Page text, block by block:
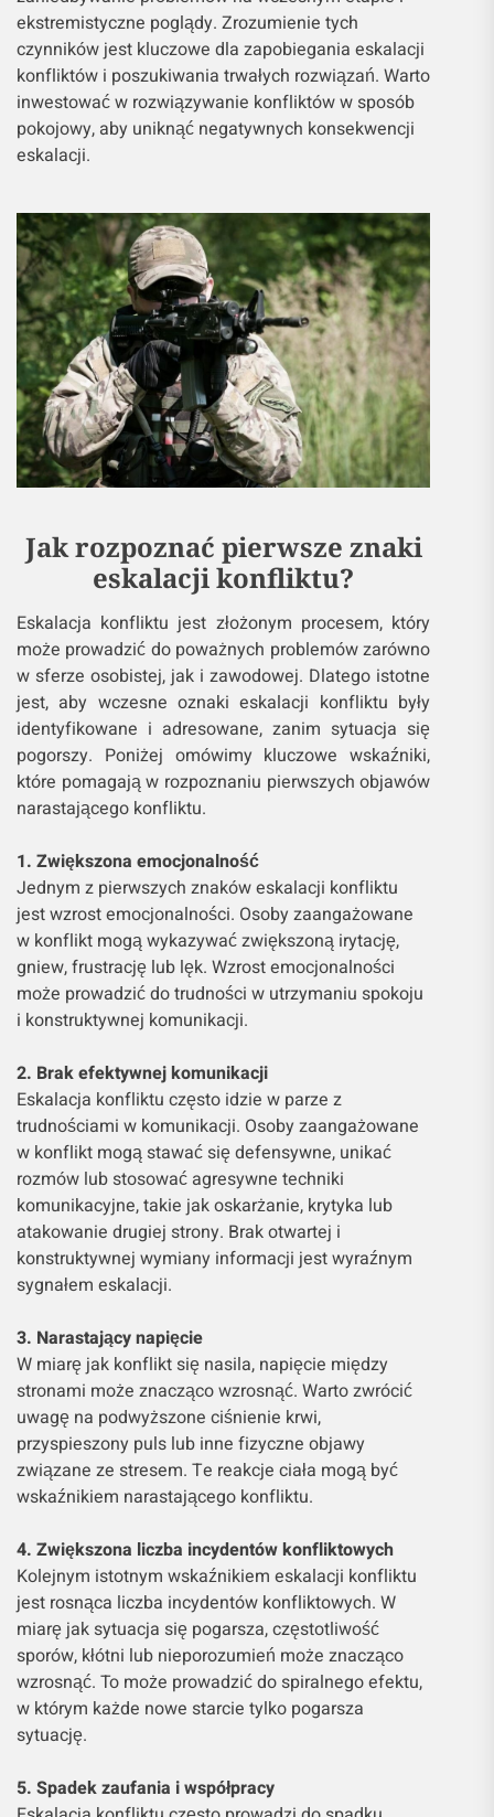
ekstremistyczne poglądy. Zrozumienie tych
czynników jest kluczowe dla zapobiegania eskalacji
konfliktów i poszukiwania trwałych rozwiązań. Warto
inwestować w rozwiązywanie konfliktów w sposób
pokojowy, aby uniknąć negatywnych konsekwencji
eskalacji.
Jak rozpoznać pierwsze znaki
eskalacji konfliktu?
Eskalacja konfliktu jest złożonym procesem, który
może prowadzić do poważnych problemów zarówno
w sferze osobistej, jak i zawodowej. Dlatego istotne
jest, aby wczesne oznaki eskalacji konfliktu były
identyfikowane i adresowane, zanim sytuacja się
pogorszy. Poniżej omówimy kluczowe wskaźniki,
które pomagają w rozpoznaniu pierwszych objawów
narastającego konfliktu.
1. Zwiększona emocjonalność
Jednym z pierwszych znaków eskalacji konfliktu
jest wzrost emocjonalności. Osoby zaangażowane
w konflikt mogą wykazywać zwiększoną irytację,
gniew, frustrację lub lęk. Wzrost emocjonalności
może prowadzić do trudności w utrzymaniu spokoju
i konstruktywnej komunikacji.
2. Brak efektywnej komunikacji
Eskalacja konfliktu często idzie w parze z
trudnościami w komunikacji. Osoby zaangażowane
w konflikt mogą stawać się defensywne, unikać
rozmów lub stosować agresywne techniki
komunikacyjne, takie jak oskarżanie, krytyka lub
atakowanie drugiej strony. Brak otwartej i
konstruktywnej wymiany informacji jest wyraźnym
sygnałem eskalacji.
3. Narastający napięcie
W miarę jak konflikt się nasila, napięcie między
stronami może znacząco wzrosnąć. Warto zwrócić
uwagę na podwyższone ciśnienie krwi,
przyspieszony puls lub inne fizyczne objawy
związane ze stresem. Te reakcje ciała mogą być
wskaźnikiem narastającego konfliktu.
4. Zwiększona liczba incydentów konfliktowych
Kolejnym istotnym wskaźnikiem eskalacji konfliktu
jest rosnąca liczba incydentów konfliktowych. W
miarę jak sytuacja się pogarsza, częstotliwość
sporów, kłótni lub nieporozumień może znacząco
wzrosnąć. To może prowadzić do spiralnego efektu,
w którym każde nowe starcie tylko pogarsza
sytuację.
5. Spadek zaufania i współpracy